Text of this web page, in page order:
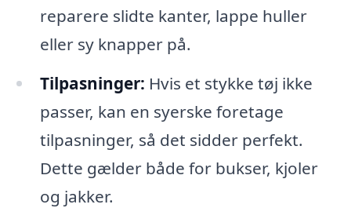
reparere slidte kanter, lappe huller
eller sy knapper på.
Tilpasninger: Hvis et stykke tøj ikke
passer, kan en syerske foretage
tilpasninger, så det sidder perfekt.
Dette gælder både for bukser, kjoler
og jakker.